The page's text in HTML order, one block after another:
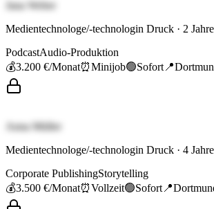
Jana Weber
Medientechnologe/-technologin Druck · 2
PodcastAudio-Produktion
💰3.200 €/Monat⏰Minijob🟢Sofort 📍
Anna Müller
Medientechnologe/-technologin Druck · 4
Corporate PublishingStorytelling
💰3.500 €/Monat⏰Vollzeit🟢Sofort 📍